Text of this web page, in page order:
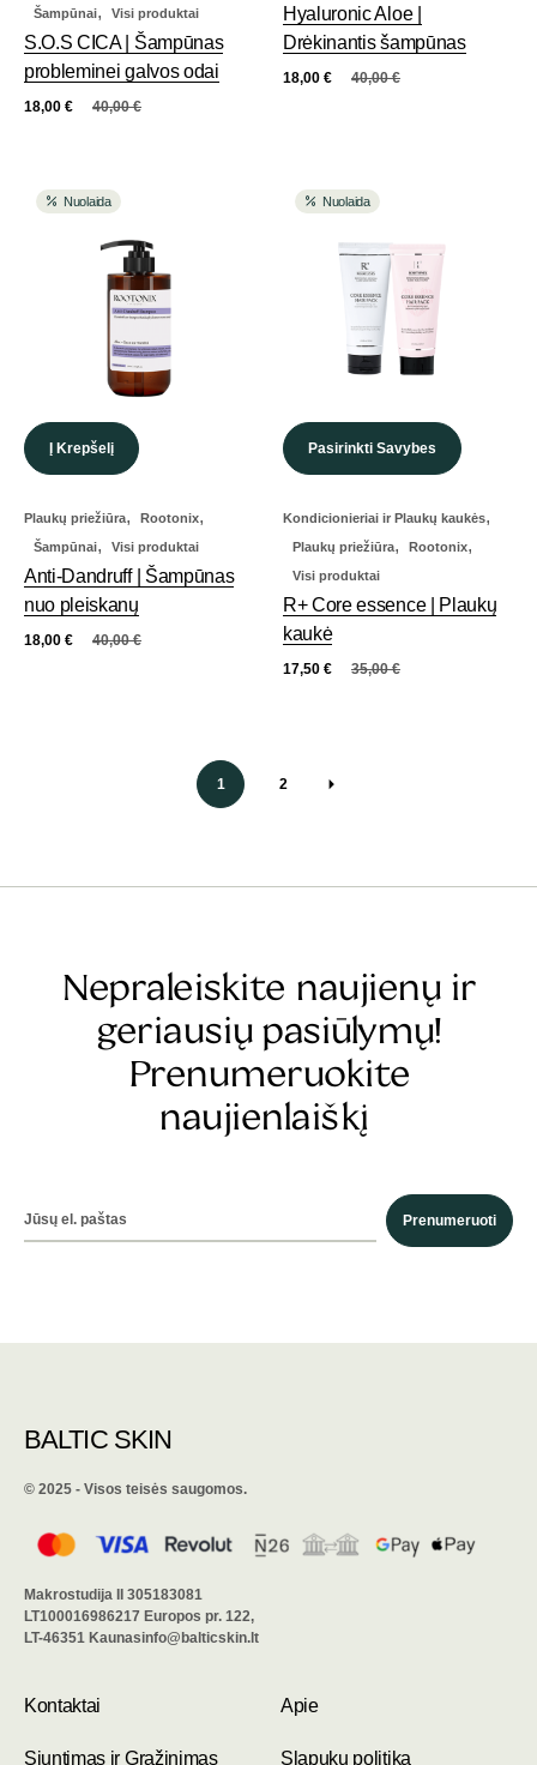
Šampūnai, Visi produktai
S.O.S CICA | Šampūnas
probleminei galvos odai
40,00€
18,00 €
Hyaluronic Aloe |
Drėkinantis šampūnas
40,00€
18,00 €
Nuolaida
Į Krepšelį
Plaukų priežiūra, Rootonix,
Šampūnai, Visi produktai
Anti-Dandruff | Šampūnas
nuo pleiskanų
40,00€
18,00 €
Nuolaida
Pasirinkti Savybes
Kondicionieriai ir Plaukų kaukės,
Plaukų priežiūra, Rootonix,
Visi produktai
R+ Core essence | Plaukų
kaukė
35,00€
17,50 €
1 2
Nepraleiskite naujienų ir
geriausių pasiūlymų!
Prenumeruokite
naujienlaiškį
Prenumeruoti
BALTIC SKIN
©️ 2025 - Visos teisės saugomos.
Kontaktai Apie
Siuntimas ir Grąžinimas Slapukų politika
Makrostudija II 305183081
LT100016986217 Europos pr. 122,
LT-46351 Kaunasinfo@balticskin.lt